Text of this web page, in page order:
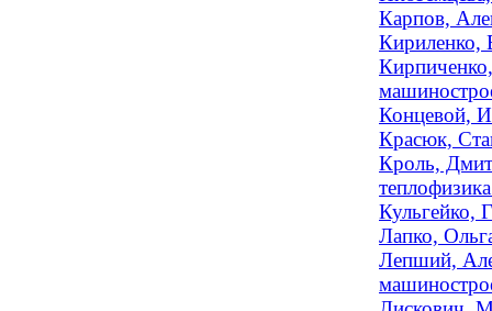
Карпов,
Кириленко,
Концевой,
Красюк,
Кроль,
Кульгейко,
Лапко,
Лепший,